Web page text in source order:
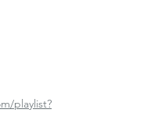
playlist?